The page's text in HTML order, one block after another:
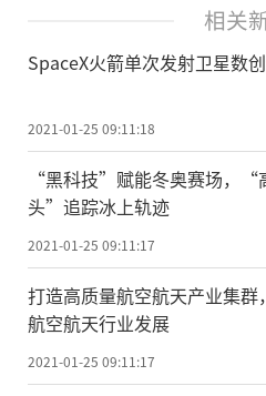
从而达到提升宽带用
平、降低相应资费的目
进数字经济。
政府还努力推进物
是通过物联网创新，实
代化，并促进创业和新
侧重于4大核心领域：
涉农产业和制造业。(记
相关
SpaceX火箭单次发射卫星数
2021-01-25 09:11:18
“黑科技”赋能冬奥赛场，“
头”追踪冰上轨迹
2021-01-25 09:11:17
打造高质量航空航天产业集群
航空航天行业发展
2021-01-25 09:11:17